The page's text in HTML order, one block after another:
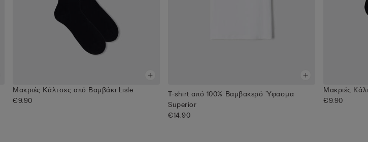
Μακριές Κάλτσες από Βαμβάκι Lisle
€9.90
T-shirt από 100% Βαμβακερό Ύφασμα
Superior
€14.90
Μακριές
€9.90